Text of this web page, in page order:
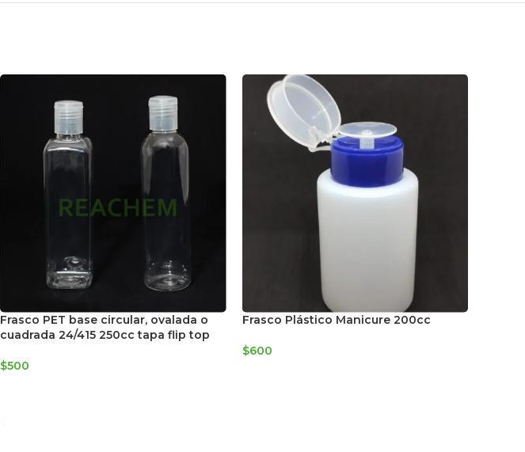
Frasco PET base circular, ovalada o
cuadrada 24/415 250cc tapa flip top
$500
Frasco Plástico Manicure 200cc
$600